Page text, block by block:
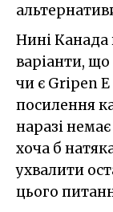
Нині Канада
варіанти, що
чи є Gripen
посилення
наразі
хоча б
ухвалити
цього